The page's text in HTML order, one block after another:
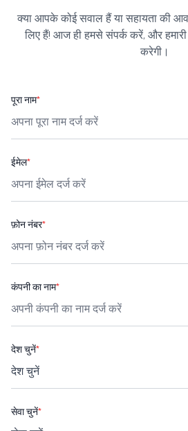
क्या आपके कोई सवाल हैं या सहायता की
लिए हैं! आज ही हमसे संपर्क करें, और
करेगी।
पूरा नाम*
ईमेल*
फ़ोन नंबर*
कंपनी का नाम*
देश चुनें*
सेवा चुनें*